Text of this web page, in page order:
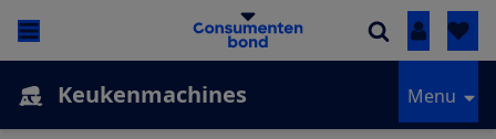
Inloggen
Keukenmachines Menu